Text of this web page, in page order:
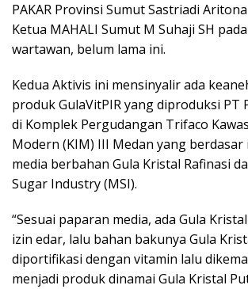
PAKAR Provinsi Sumut Sastriadi
Ketua MAHALI Sumut M Suhaji SH
wartawan, belum lama ini.
Kedua Aktivis ini mensinyalir ada
produk GulaVitPIR yang diproduksi PT
di Komplek Pergudangan Trifaco
Modern (KIM) III Medan yang
media berbahan Gula Kristal Rafinasi
Sugar Industry (MSI).
“Sesuai paparan media, ada Gula
izin edar, lalu bahan bakunya Gula
diportifikasi dengan vitamin lalu
menjadi produk dinamai Gula Kristal